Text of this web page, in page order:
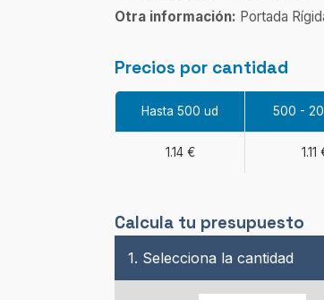
Otra información: Portada
Precios por cantidad
Hasta 500 ud 500 -
1.14 € 1.11
Calcula tu presupuesto
1. Selecciona la cantidad